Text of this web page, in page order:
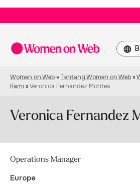
a
Women on Web » Tentang Women on Web »
Kami »Veronica Fernandez Montes
Veronica Fernandez
Operations Manager
Europe